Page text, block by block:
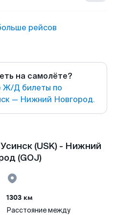
рейсов
на самолёте?
Ж/Д билеты по
— Нижний Новгород.
(USK) - Нижний
(GOJ)
1303 км
Расстояние между